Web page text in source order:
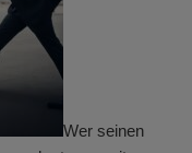
Wer seinen